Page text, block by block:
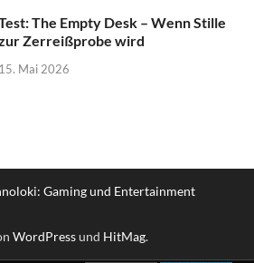
The Empty Desk – Wenn Stille
Zerreißprobe wird
15. Mai 2026
Gaming und Entertainment
WordPressund HitMag.